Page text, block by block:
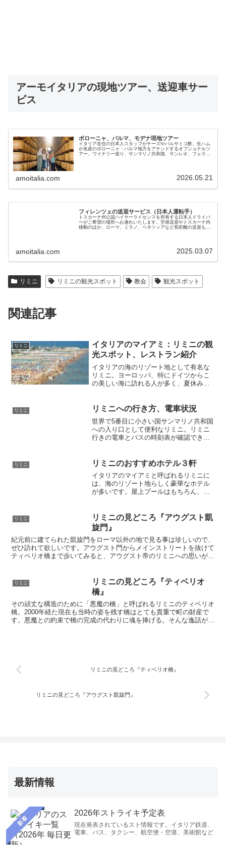
アーモイタリアの現地ツアー、送迎車サー
ビス
ボローニャ、パルマ、モデナ現地ツアー
イタリア在住の日本人スタッフがチーズやバルサミコ酢、生ハム
が名産のボローニャ・パルマ地方をアテンドするオプショナルツ
アー。ワイナリー巡り、サンマリノ共和国、サンレオ、フェラー
amoitalia.com 2026.05.21
フィレンツェの送迎サービス（日本人運転手）
トスカーナ州公認ハイヤーライセンスを所有する日本人ドライバ
ーがご希望の場所へお連れいたします。空港送迎やトスカーナ内
移動のほか、ローマ、ミラノ、ベネツィアなど長距離の送迎も可
amoitalia.com 2025.03.07
リミニ リミニの観光スポット 教会 観光スポット
関連記事
リミニ
イタリアのマイアミ：リミニの観
光スポット、レストラン紹介
イタリアの海のリゾート地として有名な
リミニ。ヨーロッパ、特にドイツからこ
の美しい海に訪れる人が多く、夏休みを
元前6世紀の古い町でもあります。サンマ
リノ共和国への玄関口として知られてい
ますが、リミニ自体も１日では見きれな
い観光スポットがあります。
リミニ リミニへの行き方、電車状況
世界で5番目に小さい国サンマリノ共和国
への入り口として便利なリミニ。リミニ
行きの電車とバスの時刻表が確認できま
ションセンターの連絡先や空港バスなど
の情報も満載です
リミニ リミニのおすすめホテル３軒
イタリアのマイアミと呼ばれるリミニに
は、海のリゾート地らしく豪華なホテル
が多いです。屋上プールはもちろん、部
をゆっくり過ごすための充実した施設が
多いです。リミニに行ったら普段泊まら
ないような豪華なホテルがお勧めです。
料金も控えめです。
リミニ
リミニの見どころ『アウグスト凱
旋門』
紀元前に建てられた凱旋門をローマ以外の地で見る事は珍しいので、
ぜひ訪れて欲しいです。アウグスト門からメインストリートを抜けて
ティベリオ橋まで歩いてみると、アウグスト帝のリミニへの思いが伝
リミニ
リミニの見どころ『ティベリオ
橋』
その頑丈な構造のために「悪魔の橋」と呼ばれるリミニのティベリオ
橋。2000年経た現在も当時の姿を残す橋はとても貴重で町の財産で
す。悪魔との約束で橋の完成の代わりに魂を捧げる。そんな逸話が信
リミニの見どころ『ティベリオ橋』
リミニの見どころ『アウグスト凱旋門』
最新情報
新着
2026年ストライキ予定表
現在発表されているスト情報です。イタリア鉄道、
電車、バス、タクシー、航空便・空港、美術館など